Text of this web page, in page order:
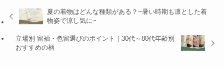
夏の着物はどんな種類がある？~暑い時期も凛とした着
物姿で涼し気に~
立場別 留袖・色留選びのポイント｜30代～80代年齢別
おすすめの柄